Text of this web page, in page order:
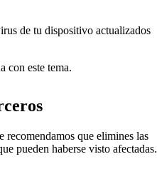
de tu dispositivo actualizados
con este tema.
recomendamos que elimines las
pueden haberse visto afectadas.